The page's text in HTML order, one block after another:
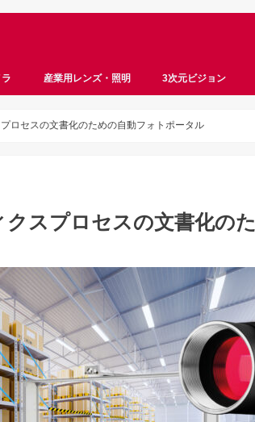
産業用レンズ・照明 3次元ビジョン
ロセスの文書化のための自動フォトポータル
スプロセスの文書化の